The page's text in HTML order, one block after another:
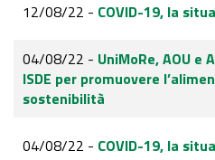
12/08/22 - COVID-19, la
04/08/22 - UniMoRe, AOU e
ISDE per promuovere
sostenibilità
04/08/22 - COVID-19, la